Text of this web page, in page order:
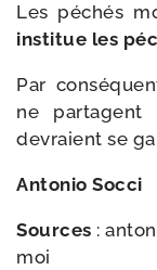
Les péchés
ins­ti­tue les
Par
ne par­tagent
devraient se
Antonio Socci
Sources :
moi